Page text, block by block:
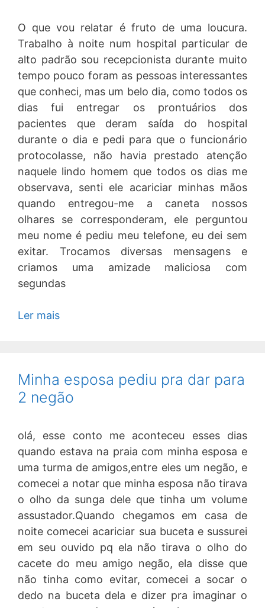
O que vou relatar é fruto de uma loucura.
Trabalho à noite num hospital particular de
alto padrão sou recepcionista durante muito
tempo pouco foram as pessoas interessantes
que conheci, mas um belo dia, como todos os
dias fui entregar os prontuários dos
pacientes que deram saída do hospital
durante o dia e pedi para que o funcionário
protocolasse, não havia prestado atenção
naquele lindo homem que todos os dias me
observava, senti ele acariciar minhas mãos
quando entregou-me a caneta nossos
olhares se corresponderam, ele perguntou
meu nome é pediu meu telefone, eu dei sem
exitar. Trocamos diversas mensagens e
criamos uma amizade maliciosa com
segundas
Ler mais
Minha esposa pediu pra dar para
2 negão
olá, esse conto me aconteceu esses dias
quando estava na praia com minha esposa e
uma turma de amigos,entre eles um negão, e
comecei a notar que minha esposa não tirava
o olho da sunga dele que tinha um volume
assustador.Quando chegamos em casa de
noite comecei acariciar sua buceta e sussurei
em seu ouvido pq ela não tirava o olho do
cacete do meu amigo negão, ela disse que
não tinha como evitar, comecei a socar o
dedo na buceta dela e dizer pra imaginar o